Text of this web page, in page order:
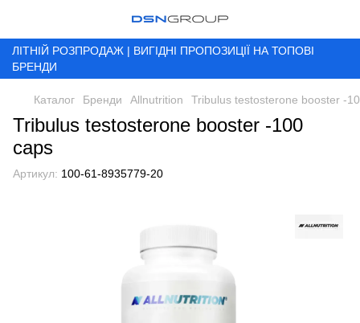
ЛІТНІЙ РОЗПРОДАЖ | ВИГІДНІ ПРОПОЗИЦІЇ НА ТОПОВІ
БРЕНДИ
Каталог Бренди Allnutrition Tribulus testosterone booster -
Tribulus testosterone booster -100
caps
Артикул: 100-61-8935779-20